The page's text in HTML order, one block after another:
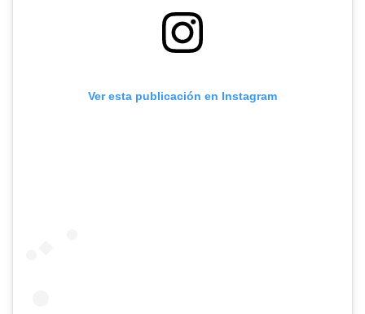
Ver esta publicación en Instagram